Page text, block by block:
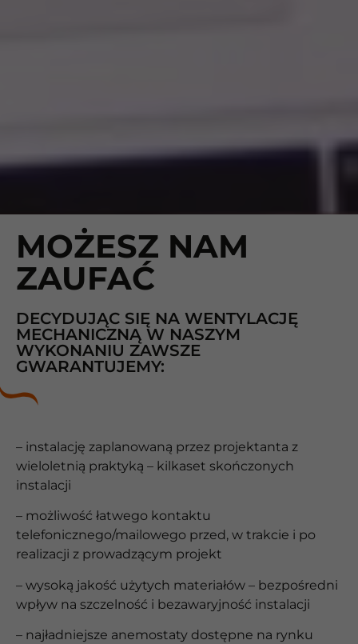
MOŻESZ NAM
ZAUFAĆ
DECYDUJĄC SIĘ NA WENTYLACJĘ
MECHANICZNĄ W NASZYM
WYKONANIU ZAWSZE
GWARANTUJEMY:
– instalację zaplanowaną przez projektanta z
wieloletnią praktyką – kilkaset skończonych
instalacji
– możliwość łatwego kontaktu
telefonicznego/mailowego przed, w trakcie i po
realizacji z prowadzącym projekt
– wysoką jakość użytych materiałów – bezpośredni
wpływ na szczelność i bezawaryjność instalacji
– najładniejsze anemostaty dostępne na rynku